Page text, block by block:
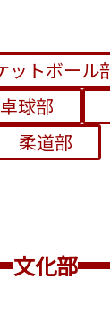
ットボール
卓球部
柔道部
文化部